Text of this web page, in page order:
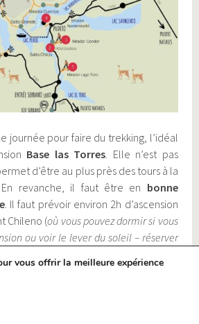
journée pour faire du trekking, l’idéal
Base las Torres. Elle n’est pas
d’être au plus près des tours à la
En revanche, il faut être en bonne
. Il faut prévoir environ 2h d’ascension
Chileno (où vous pouvez dormir si vous
ou voir le lever du soleil – réserver
enfin 1h d’ascension (assez difficile
atteindre les Torres. Il est préférable
pour voir quelque chose.
vous offrir la meilleure expérience